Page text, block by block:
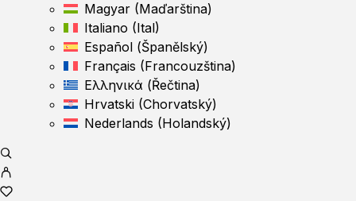
Magyar (Maďarština)
Italiano (Ital)
Español (Španělský)
Français (Francouzština)
Ελληνικά (Řečtina)
Hrvatski (Chorvatský)
Nederlands (Holandský)